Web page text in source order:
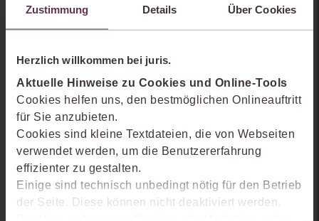
Zustimmung Details Über Cookies
Herzlich willkommen bei juris.
Aktuelle Hinweise zu Cookies und Online-Tools
Cookies helfen uns, den bestmöglichen Onlineauftritt
für Sie anzubieten.
Cookies sind kleine Textdateien, die von Webseiten
verwendet werden, um die Benutzererfahrung
effizienter zu gestalten.
Einige sind technisch unbedingt nötig für den Betrieb
der Seite. Diese können nicht deaktiviert werden.
Der Verwendung von Cookies, die Marketing- oder
Sie kennen juris noch nicht?
Erhalten Sie einen Einblick, wie juris das Rechts- und
Möglichkeiten Ihnen das juris Portal bietet und wie mit juris Ihre
Arbeitsprozesse einfacher und effizienter werden.